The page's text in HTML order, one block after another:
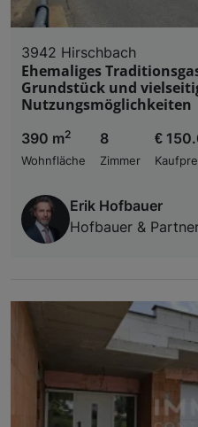
3942 Hirschbach
Ehemaliges
Grundstück und
Nutzungsmöglichkeiten
390 m2
Wohnfläche
8
Zimmer
€
Erik Hofbauer
Hofbauer &